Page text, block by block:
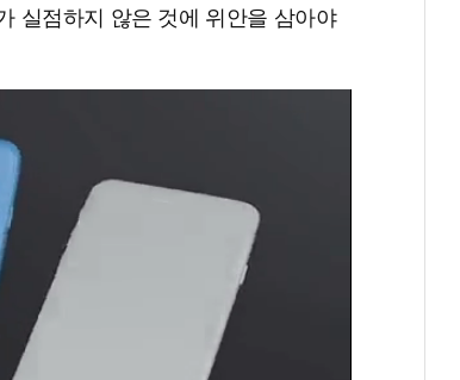
실점하지 않은 것에 위안을 삼아야